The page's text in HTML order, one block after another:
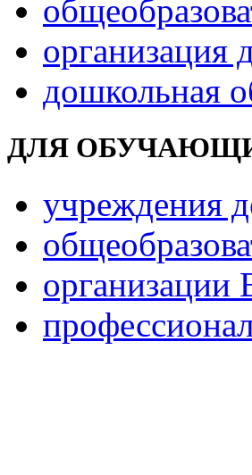
организация
дошкольная
ДЛЯ
учреждения